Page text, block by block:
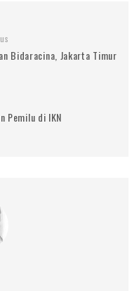
Bidaracina, Jakarta Timur
Pemilu di IKN